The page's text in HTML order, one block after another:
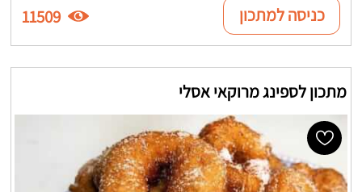
כניסה למתכון 11509
מתכון לספינג מרוקאי אסלי